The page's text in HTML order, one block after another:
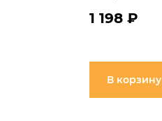
1 198 ₽
В корзину